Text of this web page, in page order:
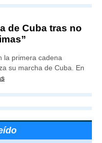
de Cuba tras no
la primera cadena
su marcha de Cuba. En